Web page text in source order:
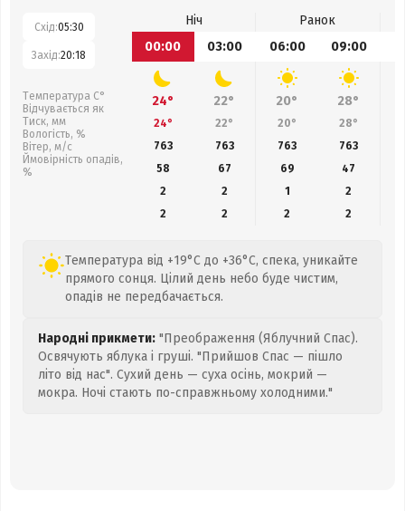
Схід:05:30
Захід:20:18
Температура С°
Відчувається як
Тиск, мм
Вологість, %
Вітер, м/с
Ймовірність опадів,
%
Ніч
Ранок
00:00
03:00 06:00 09:00
24° 22° 20° 28°
24° 22° 20° 28°
763
763 763 763
58
67 69
47
2
2 1
2
2
2 2 2
Температура від +19°C до +36°C, спека, уникайте
прямого сонця. Цілий день небо буде чистим,
опадів не передбачається.
Народні прикмети: "Преображення (Яблучний Спас).
Освячують яблука і груші. "Прийшов Спас — пішло
літо від нас". Сухий день — суха осінь, мокрий —
мокра. Ночі стають по-справжньому холодними."